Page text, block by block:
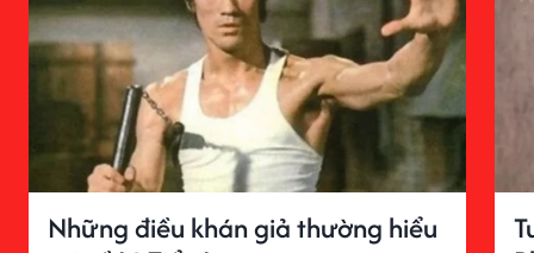
Những điều khán giả thường hiểu